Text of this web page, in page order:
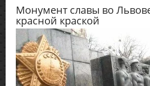
Монумент славы во
красной краской